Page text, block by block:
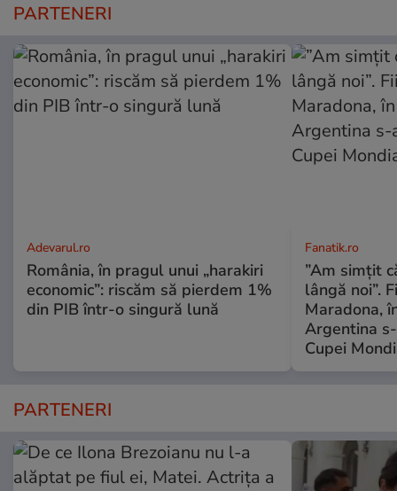
PARTENERI
Adevarul.ro
România, în pragul unui „harakiri
economic”: riscăm să pierdem 1%
din PIB într-o singură lună
Fanatik.ro
”Am simțit
lângă noi”.
Maradona,
Argentina
Cupei
PARTENERI